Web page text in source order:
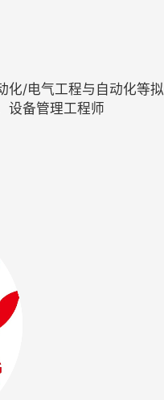
化/电气工程与自动化等拟
设备管理工程师